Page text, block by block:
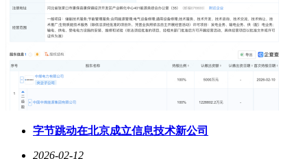
字节跳动在北京成立信息技术新公司
2026-02-12